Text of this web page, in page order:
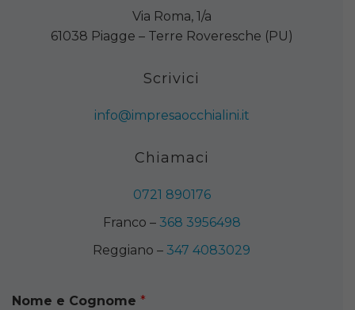
Via Roma, 1/a
61038 Piagge – Terre Roveresche (PU)
Scrivici
info@impresaocchialini.it
Chiamaci
0721 890176
Franco – 368 3956498
Reggiano – 347 4083029
Nome e Cognome *